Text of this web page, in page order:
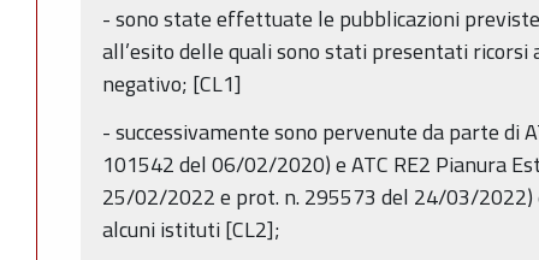
- sono state effettuate le pubblicazioni
all’esito delle quali sono stati presentati ricorsi
negativo; [CL1]
- successivamente sono pervenute da parte di
101542 del 06/02/2020) e ATC RE2 Pianura
25/02/2022 e prot. n. 295573 del 24/03/
alcuni istituti [CL2];